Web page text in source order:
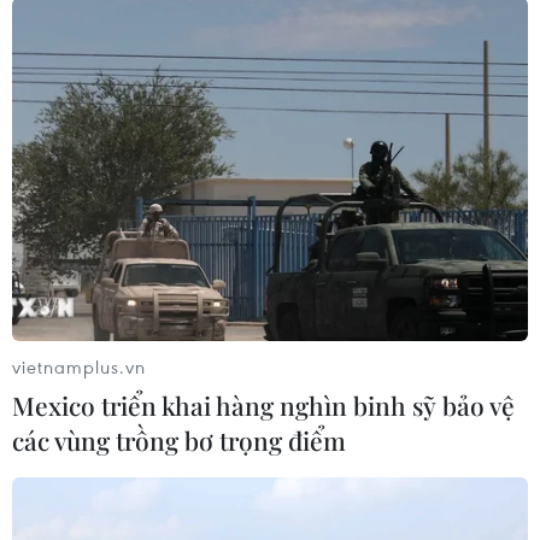
#VietnamPlus
#Plus.
Theo dõi VietnamPlus
TIN LIÊN QUAN
vietnamplus.vn
Mexico triển khai hàng nghìn binh sỹ bảo vệ
các vùng trồng bơ trọng điểm